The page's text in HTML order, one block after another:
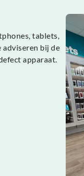
tablets,
adviseren bij de
apparaat.